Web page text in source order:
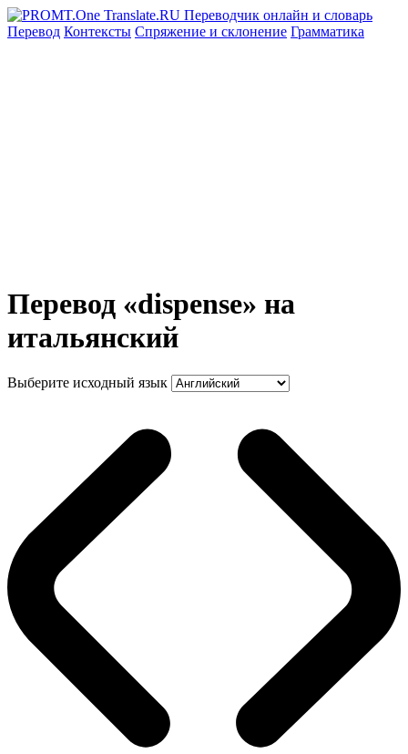
Перевод Контексты Спряжение и склонение Грамматика
Перевод «dispense» на
итальянский
Выберите исходный язык